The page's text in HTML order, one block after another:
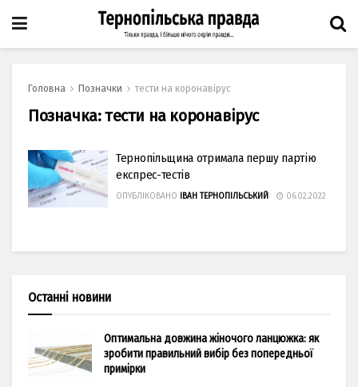
Головна Позначки тести на коронавірус
Позначка:тести на коронавірус
Тернопільщина отримала першу партію
експрес-тестів
ОПУБЛІКОВАНО ІВАН ТЕРНОПІЛЬСЬКИЙ 06.02.2022
Останні новини
Оптимальна довжина жіночого ланцюжка: як
зробити правильний вибір без попередньої
примірки